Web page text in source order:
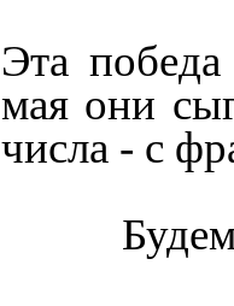
Эта
мая они
числа - с